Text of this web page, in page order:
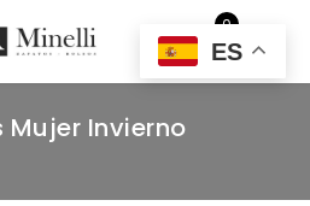
0
EUR
Sin categorizar
Mujer Invierno
ES